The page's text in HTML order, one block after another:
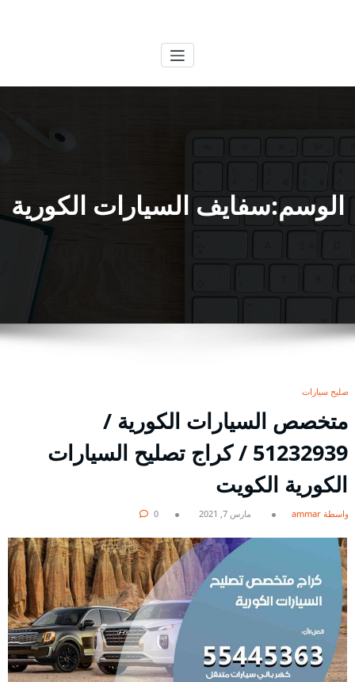
الوسم:سفايف السيارات الكورية
تصليح سيارات
متخصص السيارات الكورية /
51232939‬ / كراج تصليح السيارات
الكورية الكويت
بواسطة ammar مارس 7, 2021 0